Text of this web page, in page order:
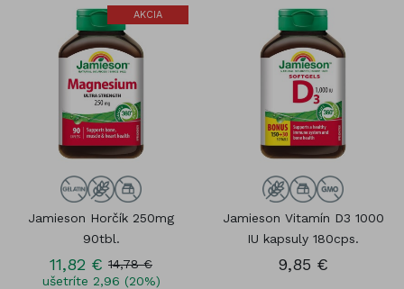
AKCIA
Jamieson Horčík 250mg
90tbl.
11,82 € 14,78 €
ušetríte 2,96 (20%)
Jamieson Vitamín D3 1000
IU kapsuly 180cps.
9,85 €